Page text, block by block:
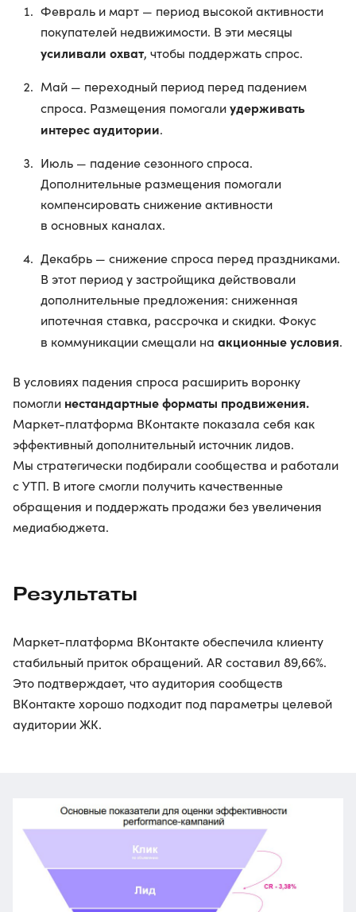
Февраль и март — период высокой активности
покупателей недвижимости. В эти месяцы
усиливали охват, чтобы поддержать спрос.
Май — переходный период перед падением
спроса. Размещения помогалиудерживать
интерес аудитории.
Июль — падение сезонного спроса.
Дополнительные размещения помогали
компенсировать снижение активности
в основных каналах.
Декабрь — снижение спроса перед праздниками.
В этот период у застройщика действовали
дополнительные предложения: сниженная
ипотечная ставка, рассрочка и скидки. Фокус
в коммуникации смещали на акционные условия.
В условиях падения спроса расширить воронку
помогли нестандартные форматы продвижения.
Маркет-платформа ВКонтакте показала себя как
эффективный дополнительный источник лидов.
Мы стратегически подбирали сообщества и работали
с УТП. В итоге смогли получить качественные
обращения и поддержать продажи без увеличения
медиабюджета.
Результаты
Маркет-платформа ВКонтакте обеспечила клиенту
стабильный приток обращений. AR составил 89,66%.
Это подтверждает, что аудитория сообществ
ВКонтакте хорошо подходит под параметры целевой
аудитории ЖК.